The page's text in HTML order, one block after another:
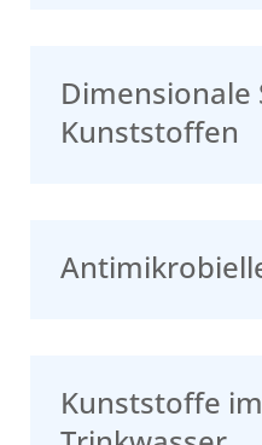
Kunststoffen
Kunststoffe